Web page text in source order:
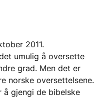
2011.
umulig å oversette
grad. Men det er
norske oversettelsene.
å gjengi de bibelske